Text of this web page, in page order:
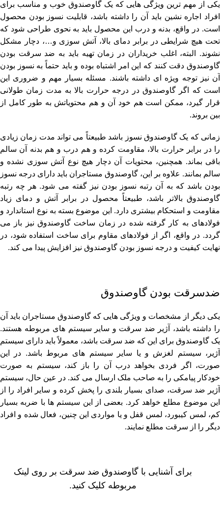
یکی از مهم ‌ترین ویژگی ‌هایی که یک گاوصندوق خوب و مناسب برای
افراد اجاره نشین باید آن را داشته باشد، قابلیت نسوز بودن محصول
است. در واقع، بدنه و درب این محصول باید به نحوی طراحی شود که
تحت هیچ شرایطی در برابر دمای بالا، آتش سوزی و…، دچار مشکل
نشوند. البته، اغلب خریداران در زمان تهیه باید به ضد سرقت بودن
گاوصندوق دقت کنند که این امر اشتباه بوده و باید حتماً به نسوز بودن
آن نیز توجه ویژه ‌ای داشته باشند. مسئله بسیار مهم و ضروری این
است که اگر گاوصندوق در درجه حرارت بالا به مدت زمان طولانی
قرار گیرد، ممکن است هم خود آن و هم محتویاتش به طور کامل از
بین بروند.
زمانی که یک گاوصندوق نسوز باشد طبیعتاً می ‌تواند مدت زمان زیادی
را در برابر حرارت بالا، مقاومت کرده و هم درب و هم بدنه آن سالم
باقی بماند. همچنین، محتویات آن دچار هیچ نوع آتش سوزی نشده و
سالم بمانند. علاوه بر این، گاوصندوق مستاجران باید دارای درجه نسوز
بودن باشد که به آن رتبه نسوز بودن نیز گفته می ‌شود. هر چه رتبه
گاوصندوق بالاتر باشد، طبیعتاً محصول در برابر آتش و دمای زیاد
مقاومت و استحکام بیشتری دارد. این موضوع بسته به نوع استاندارد و
فولادهای به کار گرفته شده در زمان ساخت گاوصندوق نیز باز می
‌گردد. در واقع، اگر از فولادهای مقاوم برای ساخت استفاده شود، در
نهایت کیفیت و درجه نسوز بودن گاوصندوق نیز افزایش پیدا می ‌کند.
ضدسرقت بودن گاوصندوق
یکی دیگر از مشخصات و ویژگی‌ هایی که گاوصندوق مستاجران باید آن
را داشته باشد، آژیر ضد سرقت و سایر سیستم‌ های مربوطه هستند.
یک گاوصندوق برای این که ضد سرقت باشد، معمولاً باید دارای سیستم
آژیر، سیستم لغزش و یا سایر سیستم‌ های مربوط باشد. در این
صورت، اگر فردی بخواهد درب آن را باز کند، سیستم به صورت
خودکار پیامکی را به صاحب ملک ارسال می ‌کند. در عین حال، سیستم
آژیر ضد سرقت، صدای بسیار بلندی را پخش کرده و سایر افراد را از
این موضوع مطلع خواهد کرد. بعضی از این سیستم ‌ها با ضربه بسیار
کم، لمس کیبورد، لمس قفل و یا مواردی این چنین، فعال شده و افراد
دیگر را از سرقت مطلع نمایند.
برای آشنایی باگاوصندوق ضد سرقت بر روی لینک
مربوطه کلیک کنید.